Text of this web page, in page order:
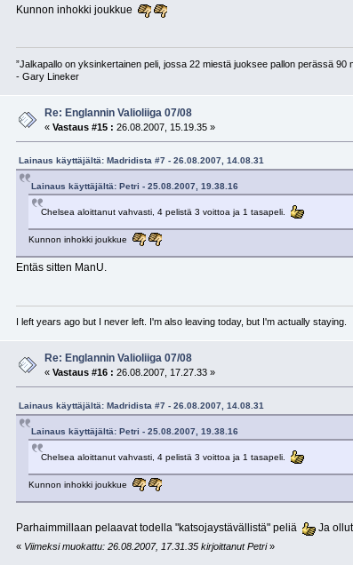
Kunnon inhokki joukkue
”Jalkapallo on yksinkertainen peli, jossa 22 miestä juoksee pallon perässä 90
- Gary Lineker
Re: Englannin Valioliiga 07/08
«Vastaus #15 : 26.08.2007, 15.19.35 »
Lainaus käyttäjältä: Madridista #7 - 26.08.2007, 14.08.31
Lainaus käyttäjältä: Petri - 25.08.2007, 19.38.16
Chelsea aloittanut vahvasti, 4 pelistä 3 voittoa ja 1 tasapeli.
Kunnon inhokki joukkue
Entäs sitten ManU.
I left years ago but I never left. I'm also leaving today, but I'm actually
Re: Englannin Valioliiga 07/08
«Vastaus #16 : 26.08.2007, 17.27.33 »
Lainaus käyttäjältä: Madridista #7 - 26.08.2007, 14.08.31
Lainaus käyttäjältä: Petri - 25.08.2007, 19.38.16
Chelsea aloittanut vahvasti, 4 pelistä 3 voittoa ja 1 tasapeli.
Kunnon inhokki joukkue
Parhaimmillaan pelaavat todella "katsojaystävällistä" peliä Ja
« Viimeksi muokattu: 26.08.2007, 17.31.35 kirjoittanut Petri»